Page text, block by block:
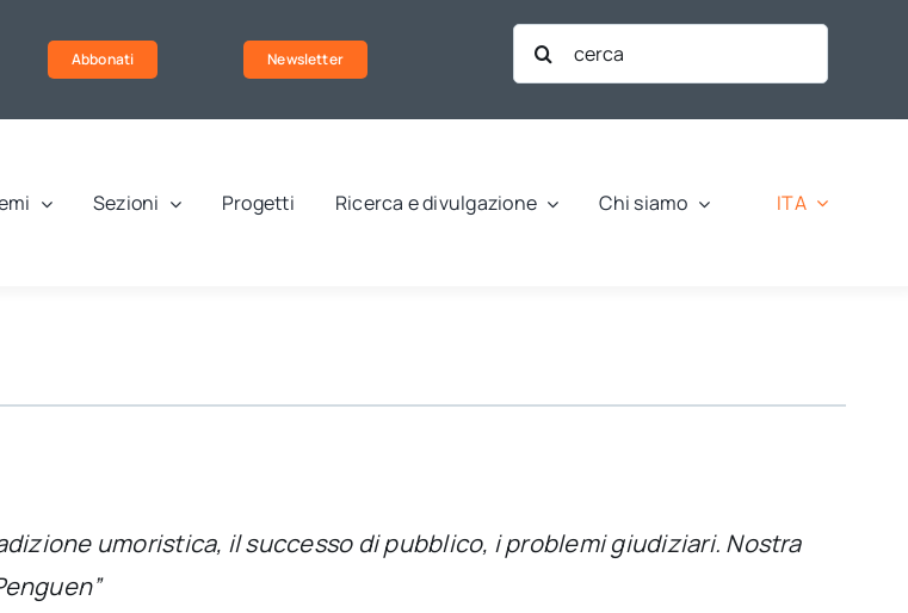
Abbonati Newsletter
Cerca
per:
Sezioni Progetti Ricerca e divulgazione Chi siamo ITA
umoristica, il successo di pubblico, i problemi giudiziari. Nostra